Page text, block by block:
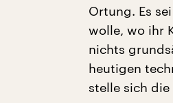
Ortung. Es
wolle, wo ihr
nichts
heutigen
stelle sich die